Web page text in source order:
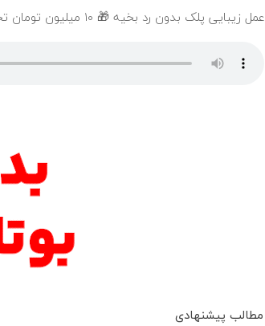
عمل زیبایی پلک بدون رد بخیه 🎁 ۱۰ میلیون تومان تخفیف ویژه
مطالب پیشنهادی